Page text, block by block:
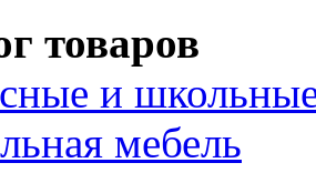
товаров
и
мебель